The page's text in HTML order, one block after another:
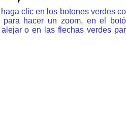
clic en los botones verdes
hacer un zoom, en el
o en las flechas verdes